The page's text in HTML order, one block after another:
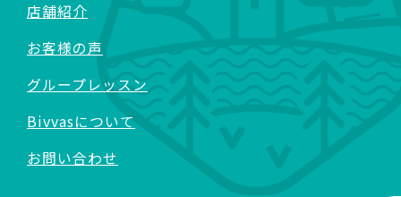
店舗紹介
お客様の声
グループレッスン
Bivvasについて
お問い合わせ